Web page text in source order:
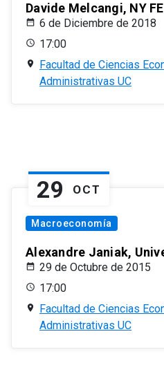
Davide Melcangi, NY
6 de Diciembre de 2018
17:00
Facultad de Ciencias
Administrativas UC
29 OCT
Macroeconomía
Alexandre Janiak,
29 de Octubre de 2015
17:00
Facultad de Ciencias
Administrativas UC